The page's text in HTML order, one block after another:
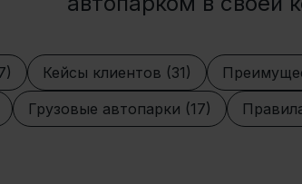
Кейсы клиентов (31)
Грузовые автопарки (17)